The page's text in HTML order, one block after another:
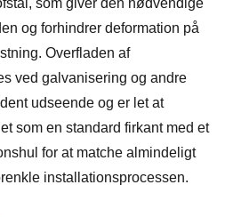
og forhindrer deformation på
Overfladen af
ved galvanisering og andre
udseende og er let at
som en standard firkant med et
for at matche almindeligt
installationsprocessen.